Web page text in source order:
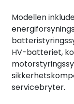
Modellen
HV-batteriet,
servicebryter.
Termografi
Undervisning
Navigasjon &
Maskinvern &